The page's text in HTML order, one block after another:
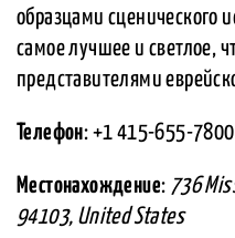
образцами сценического
самое лучшее и светлое,
представителями
Телефон: +1 415-655-7800
Местонахождение: 736
94103, United States